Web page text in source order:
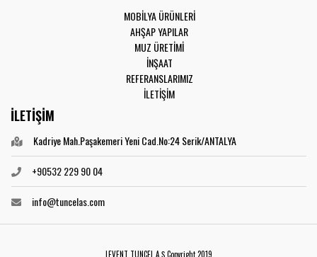
MOBİLYA ÜRÜNLERİ
AHŞAP YAPILAR
MUZ ÜRETİMİ
İNŞAAT
REFERANSLARIMIZ
İLETİŞİM
İLETİŞİM
Kadriye Mah.Paşakemeri Yeni Cad.No:24 Serik/ANTALYA
+90532 229 90 04
info@tuncelas.com
LEVENT TUNÇEL A.Ş Copyright 2019